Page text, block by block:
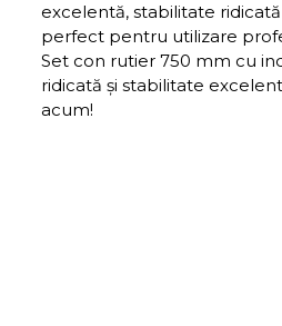
excelentă, stabilitate
perfect pentru utilizare
Set con rutier 750 mm cu
ridicată și stabilitate
acum!